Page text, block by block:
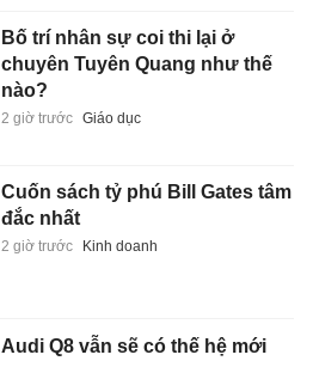
Bố trí nhân sự coi thi lại ở
chuyên Tuyên Quang như thế
nào?
2 giờ trước Giáo dục
Cuốn sách tỷ phú Bill Gates tâm
đắc nhất
2 giờ trước Kinh doanh
Audi Q8 vẫn sẽ có thế hệ mới